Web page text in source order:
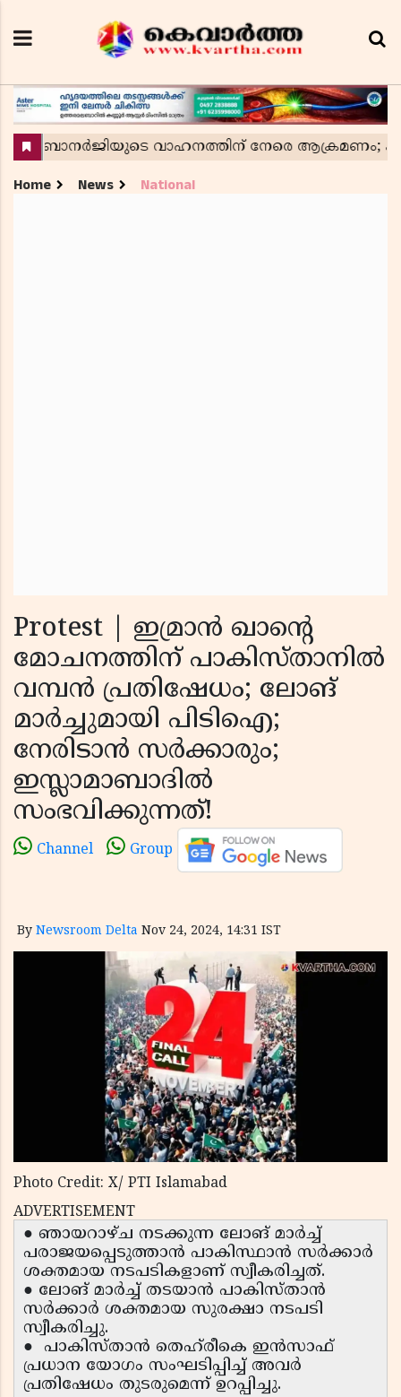
Home News National
Protest | ഇമ്രാൻ ഖാന്റെ
മോചനത്തിന് പാകിസ്താനിൽ
വമ്പൻ പ്രതിഷേധം; ലോങ്
മാർച്ചുമായി പിടിഐ;
നേരിടാൻ സർക്കാരും;
ഇസ്ലാമാബാദിൽ
സംഭവിക്കുന്നത്!
Channel Group
By Newsroom Delta Nov 24, 2024, 14:31 IST
Photo Credit: X/ PTI Islamabad
ADVERTISEMENT
● ഞായറാഴ്ച നടക്കുന്ന ലോങ് മാർച്ച്
പരാജയപ്പെടുത്താൻ പാകിസ്ഥാൻ സർക്കാർ
ശക്തമായ നടപടികളാണ് സ്വീകരിച്ചത്.
● ലോങ് മാർച്ച് തടയാൻ പാകിസ്താൻ
സർക്കാർ ശക്തമായ സുരക്ഷാ നടപടി
സ്വീകരിച്ചു.
● പാകിസ്താൻ തെഹ്‌രീകെ ഇൻസാഫ്
പ്രധാന യോഗം സംഘടിപ്പിച്ച് അവർ
പ്രതിഷേധം തുടരുമെന്ന് ഉറപ്പിച്ചു.